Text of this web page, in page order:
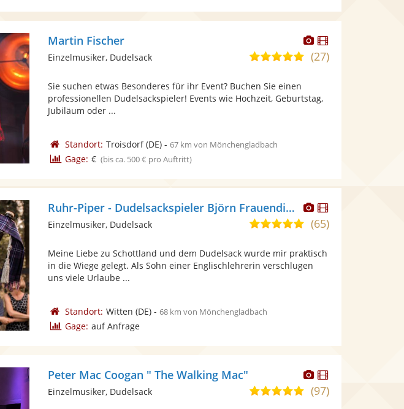
Dieser
Künstler
stellt
Dieser
Künstler
Martin Fischer
5,0
Sternen
(27)
Einzelmusiker, Dudelsack
Sie suchen etwas Besonderes für ihr Event? Buchen Sie einen
professionellen Dudelsackspieler! Events wie Hochzeit, Geburtstag,
Jubiläum oder ...
Standort: Troisdorf(DE)- 67 km von Mönchengladbach
Gage: € (bis ca. 500 € pro Auftritt)
Dieser
Künstler
stellt
Fotos
bereit.
Dieser
Künstler
Ruhr-Piper - Dudelsackspieler Björn Frauendienst
5,0
5
Sternen
(65)
Einzelmusiker, Dudelsack
Meine Liebe zu Schottland und dem Dudelsack wurde mir praktisch
in die Wiege gelegt. Als Sohn einer Englischlehrerin verschlugen
uns viele Urlaube ...
Standort: Witten (DE)- 68 km von Mönchengladbach
Gage: auf Anfrage
Dieser
Künstler
stellt
Dieser
Künstler
Peter Mac Coogan " The Walking Mac"
5,0(97)
Einzelmusiker, Dudelsack